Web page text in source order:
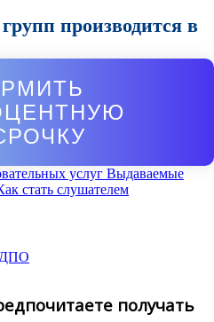
производится в
услуг Выдаваемые
стать слушателем
получать